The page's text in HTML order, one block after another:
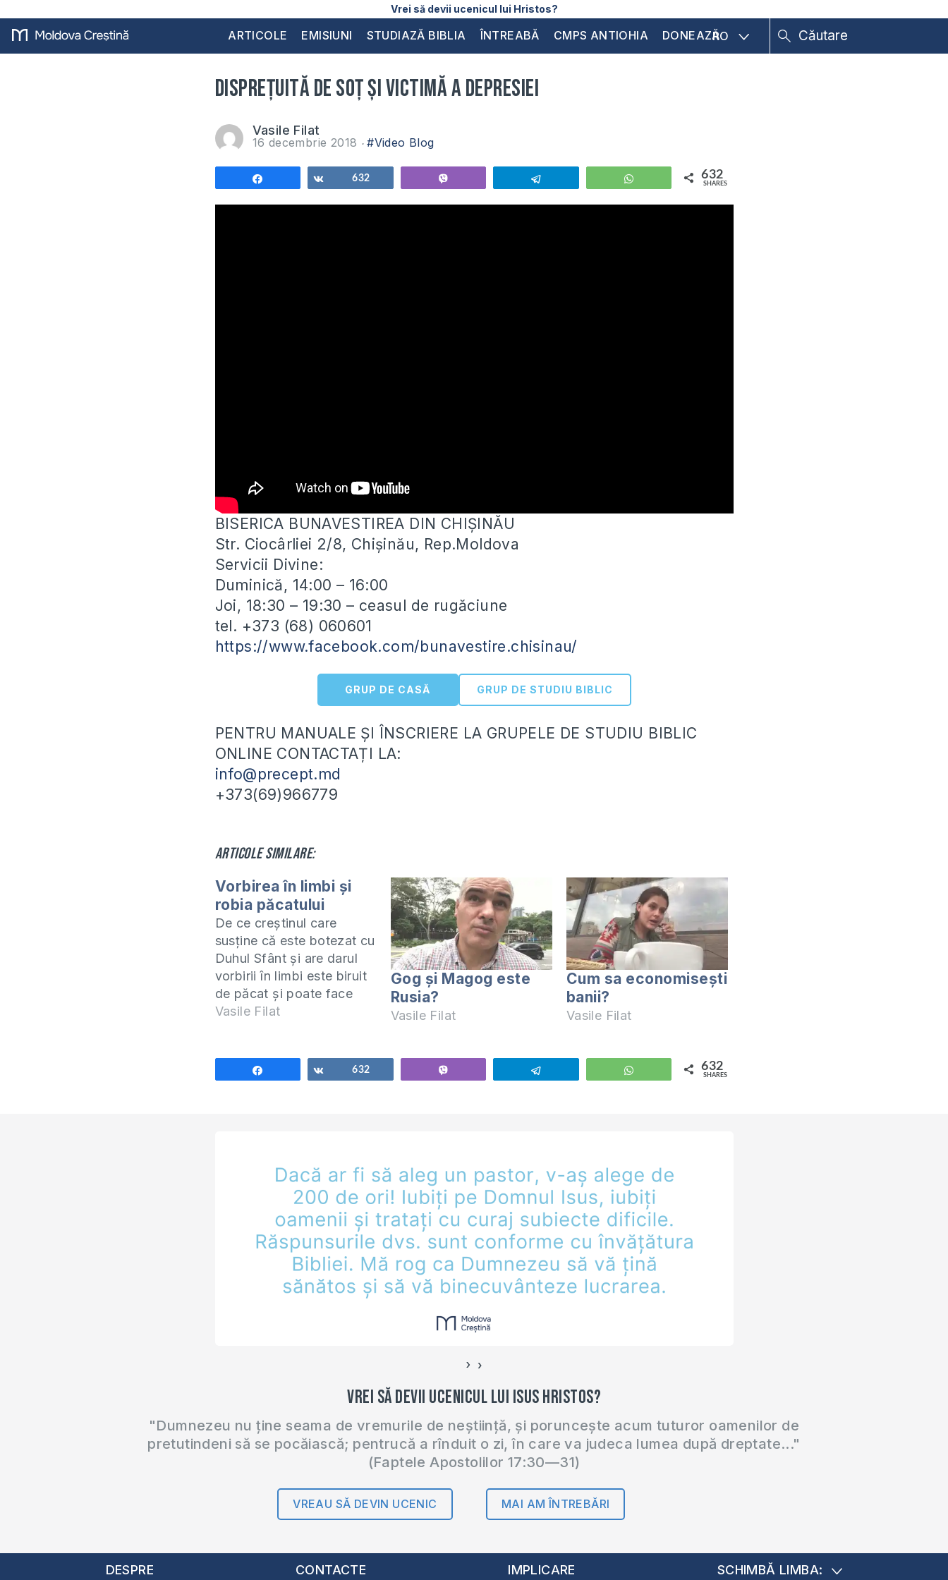
Vrei să devii ucenicul lui Hristos?
ARTICOLE EMISIUNI STUDIAZĂ BIBLIA ÎNTREABĂ CMPS ANTIOHIA DONEAZĂRO
Disprețuită de soț și victimă a depresiei
Vasile Filat
16 decembrie 2018 #Video Blog
Share632 WhatsApp 632
SHARES
BISERICA BUNAVESTIREA DIN CHIȘINĂU
Str. Ciocârliei 2/8, Chișinău, Rep.Moldova
Servicii Divine:
Duminică, 14:00 – 16:00
Joi, 18:30 – 19:30 – ceasul de rugăciune
tel. +373 (68) 060601
https://www.facebook.com/bunavestire.chisinau/
GRUP DE CASĂ GRUP DE STUDIU BIBLIC
PENTRU MANUALE ȘI ÎNSCRIERE LA GRUPELE DE STUDIU BIBLIC
ONLINE CONTACTAȚI LA:
info@precept.md
+373(69)966779
Articole similare:
Vorbirea în limbi și
robia păcatului
De ce creștinul care
susține că este botezat cu
Duhul Sfânt și are darul
vorbirii în limbi este biruit
de păcat și poate face
față ispitelor? ►
Filat: http://bit.ly/2mul2Ml
► ABONEAZĂ-TE la
BUNAVESTIREA DIN
CHIȘINĂU Str. Ciocârliei
2/8, Chișinău,…
Vasile Filat
Gog și Magog este
Rusia?
Vasile Filat
Cum sa economisești
banii?
Vasile Filat
Share632 WhatsApp 632
SHARES
‹ ›
Vrei să devii ucenicul lui Isus Hristos?
"Dumnezeu nu ține seama de vremurile de neștiință, și poruncește acum tuturor oamenilor de
pretutindeni să se pocăiască; pentrucă a rînduit o zi, în care va judeca lumea după dreptate..."
(Faptele Apostolilor 17:30—31)
VREAU SĂ DEVIN UCENIC MAI AM ÎNTREBĂRI
DESPRE CONTACTE IMPLICARE SCHIMBĂ LIMBA: